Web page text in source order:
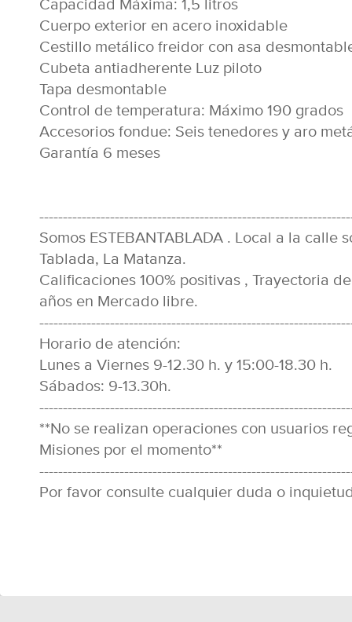
Cuerpo exterior en acero inoxidable
Cestillo metálico freidor con asa
Cubeta antiadherente Luz piloto
Tapa desmontable
Control de temperatura: Máximo 190 grados
Accesorios fondue: Seis tenedores y aro
Garantía 6 meses
Somos ESTEBANTABLADA . Local a la
Tablada, La Matanza.
Calificaciones 100% positivas , Trayectoria
años en Mercado libre.
Horario de atención:
Lunes a Viernes 9-12.30 h. y 15:00-18.30 h.
Sábados: 9-13.30h.
**No se realizan operaciones con usuarios
Misiones por el momento**
Por favor consulte cualquier duda o